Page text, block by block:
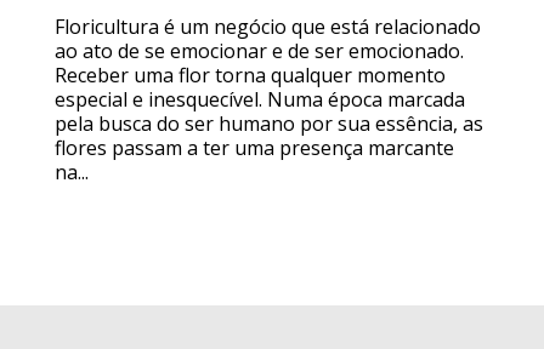
Floricultura é um negócio que está relacionado
ao ato de se emocionar e de ser emocionado.
Receber uma flor torna qualquer momento
especial e inesquecível. Numa época marcada
pela busca do ser humano por sua essência, as
flores passam a ter uma presença marcante
na...